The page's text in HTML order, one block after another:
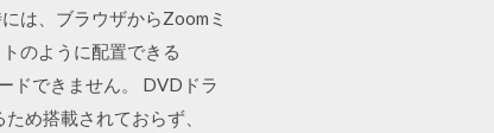
は、ブラウザからZoomミ
のように配置できる
ドできません。 DVDドラ
め搭載されておらず、